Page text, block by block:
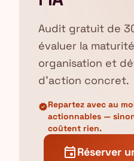
Audit gratuit de
évaluer la
organisation et
d'action concret.
verifiedRepartez avec au
actionnables —
coûtent rien.
eventRéserver